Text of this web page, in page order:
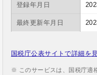
登録年月日
最終更新年月日
国税庁公表サイトで詳細を
※ このサービスは、国税庁適